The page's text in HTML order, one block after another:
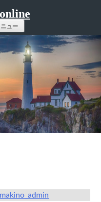
ニュー
makino_admin